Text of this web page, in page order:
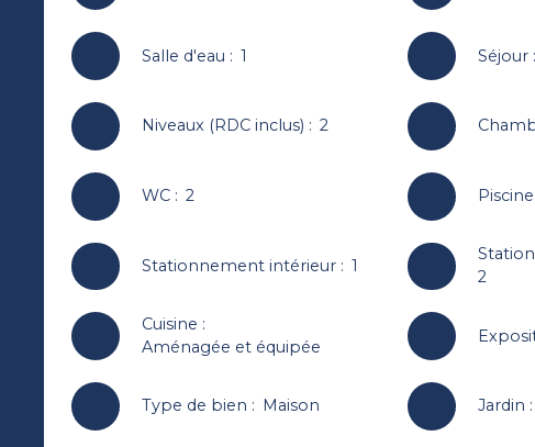
Salle d'eau : 1 Séjour:
Niveaux (RDC inclus) : 2
WC: 2 Piscine
Stationnement intérieur: 1
2
Cuisine :
Aménagée et équipée
Type de bien : Maison Jardin :